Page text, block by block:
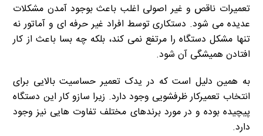
تعمیرات ناقص و غیر اصولی اغلب باعث بوجود آمدن مشکلات
عدیده می شود. دستکاری توسط افراد غیر حرفه ای و آماتور نه
تنها مشکل دستگاه را مرتفع نمی کند، بلکه چه بسا باعث از کار
افتادن همیشگی آن شود.
به همین دلیل است که در یدک تعمیر حساسیت بالایی برای
انتخاب تعمیرکار ظرفشویی وجود دارد. زیرا سازو کار این دستگاه
پیچیده بوده و در مورد برندهای مختلف تفاوت هایی نیز وجود
دارد.